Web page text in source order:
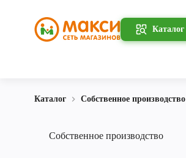
Каталог
Каталог Собственное производство
Собственное производство